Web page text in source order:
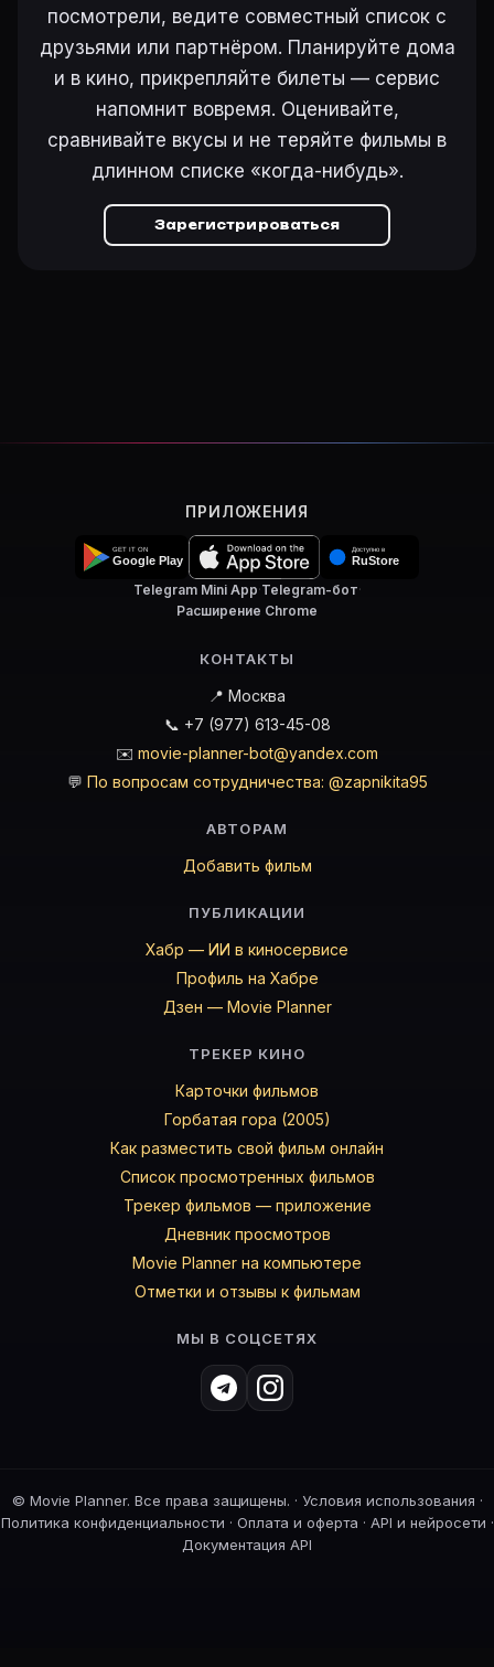
посмотрели, ведите совместный список с
друзьями или партнёром. Планируйте дома
и в кино, прикрепляйте билеты — сервис
напомнит вовремя. Оценивайте,
сравнивайте вкусы и не теряйте фильмы в
длинном списке «когда-нибудь».
Зарегистрироваться
ПРИЛОЖЕНИЯ
Telegram Mini App·Telegram-бот·
Расширение Chrome
КОНТАКТЫ
📍 Москва
📞 +7 (977) 613-45-08
✉️ movie-planner-bot@yandex.com
💬 По вопросам сотрудничества: @zapnikita95
АВТОРАМ
Добавить фильм
ПУБЛИКАЦИИ
Хабр — ИИ в киносервисе
Профиль на Хабре
Дзен — Movie Planner
ТРЕКЕР КИНО
Карточки фильмов
Горбатая гора (2005)
Как разместить свой фильм онлайн
Список просмотренных фильмов
Трекер фильмов — приложение
Дневник просмотров
Movie Planner на компьютере
Отметки и отзывы к фильмам
МЫ В СОЦСЕТЯХ
© Movie Planner. Все права защищены. · Условия использования ·
Политика конфиденциальности · Оплата и оферта · API и нейросети ·
Документация API